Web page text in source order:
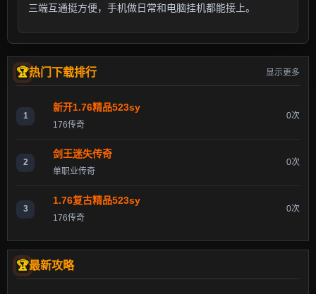
三端互通挺方便，手机做日常和电脑挂机都能接上。
热门下载排行 显示更多
1
新开1.76精品523sy
176传奇
0次
2
剑王迷失传奇
单职业传奇
0次
3
1.76复古精品523sy
176传奇
0次
最新攻略